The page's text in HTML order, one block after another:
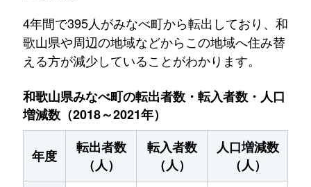
4年間で395人がみなべ町から転出しており、和
歌山県や周辺の地域などからこの地域へ住み替
える方が減少していることがわかります。
和歌山県みなべ町の転出者数・転入者数・人口
増減数（2018～2021年）
年度
転出者数
（人）
転入者数
（人）
人口増減数
（人）